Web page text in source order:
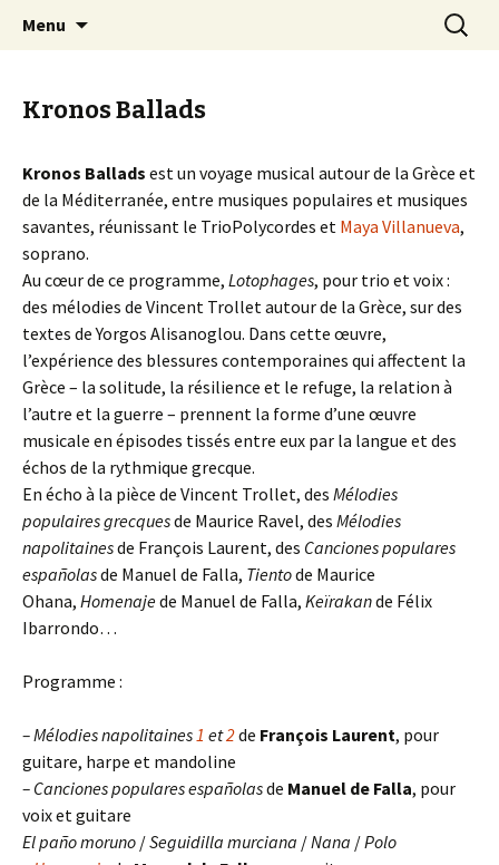
Trio Polycordes
Menu
Kronos Ballads
Kronos Ballads est un voyage musical autour de la Grèce et
de la Méditerranée, entre musiques populaires et musiques
savantes, réunissant le TrioPolycordes et Maya Villanueva,
soprano.
Au cœur de ce programme, Lotophages, pour trio et voix :
des mélodies de Vincent Trollet autour de la Grèce, sur des
textes de Yorgos Alisanoglou. Dans cette œuvre,
l’expérience des blessures contemporaines qui affectent la
Grèce – la solitude, la résilience et le refuge, la relation à
l’autre et la guerre – prennent la forme d’une œuvre
musicale en épisodes tissés entre eux par la langue et des
échos de la rythmique grecque.
En écho à la pièce de Vincent Trollet, des Mélodies
populaires grecquesde Maurice Ravel, des Mélodies
napolitainesde François Laurent, des Canciones populares
españolasde Manuel de Falla, Tientode Maurice
Ohana, Homenajede Manuel de Falla, Keïrakande Félix
Ibarrondo…
Programme :
– Mélodies napolitaines1 et2de François Laurent, pour
guitare, harpe et mandoline
– Canciones populares españolasde Manuel de Falla, pour
voix et guitare
El paño moruno /Seguidilla murciana /Nana /Polo